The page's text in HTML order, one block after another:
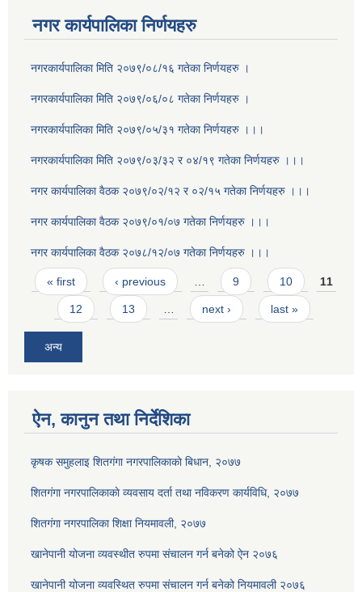
नगर कार्यपालिका निर्णयहरु
नगरकार्यपालिका मिति २०७९/०८/१६ गतेका निर्णयहरु ।
नगरकार्यपालिका मिति २०७९/०६/०८ गतेका निर्णयहरु ।
नगरकार्यपालिका मिति २०७९/०५/३१ गतेका निर्णयहरु ।।।
नगरकार्यपालिका मिति २०७९/०३/३२ र ०४/१९ गतेका निर्णयहरु ।।।
नगर कार्यपालिका वैठक २०७९/०२/१२ र ०२/१५ गतेका निर्णयहरु ।।।
नगर कार्यपालिका वैठक २०७९/०१/०७ गतेका निर्णयहरु ।।।
नगर कार्यपालिका वैठक २०७८/१२/०७ गतेका निर्णयहरु ।।।
Pages
« first ‹ previous … 9 10 11
12 13 … next › last »
अन्य
ऐन, कानुन तथा निर्देशिका
कृषक समुहलाइ शितग‌ंगा नगरपालिकाकाे बिधान, २०७७
शितगंगा नगरपालिकाकाे व्यवसाय दर्ता तथा नविकरण कार्यविधि, २०७७
शितगंगा नगरपालिका शिक्षा नियमावली, २०७७
खानेपानी योजना व्यवस्थीत रुपमा संचालन गर्न बनेको ऐन २०७६
खानेपानी योजना व्यवस्थित रुपमा संचालन गर्न बनेको नियमावली २०७६